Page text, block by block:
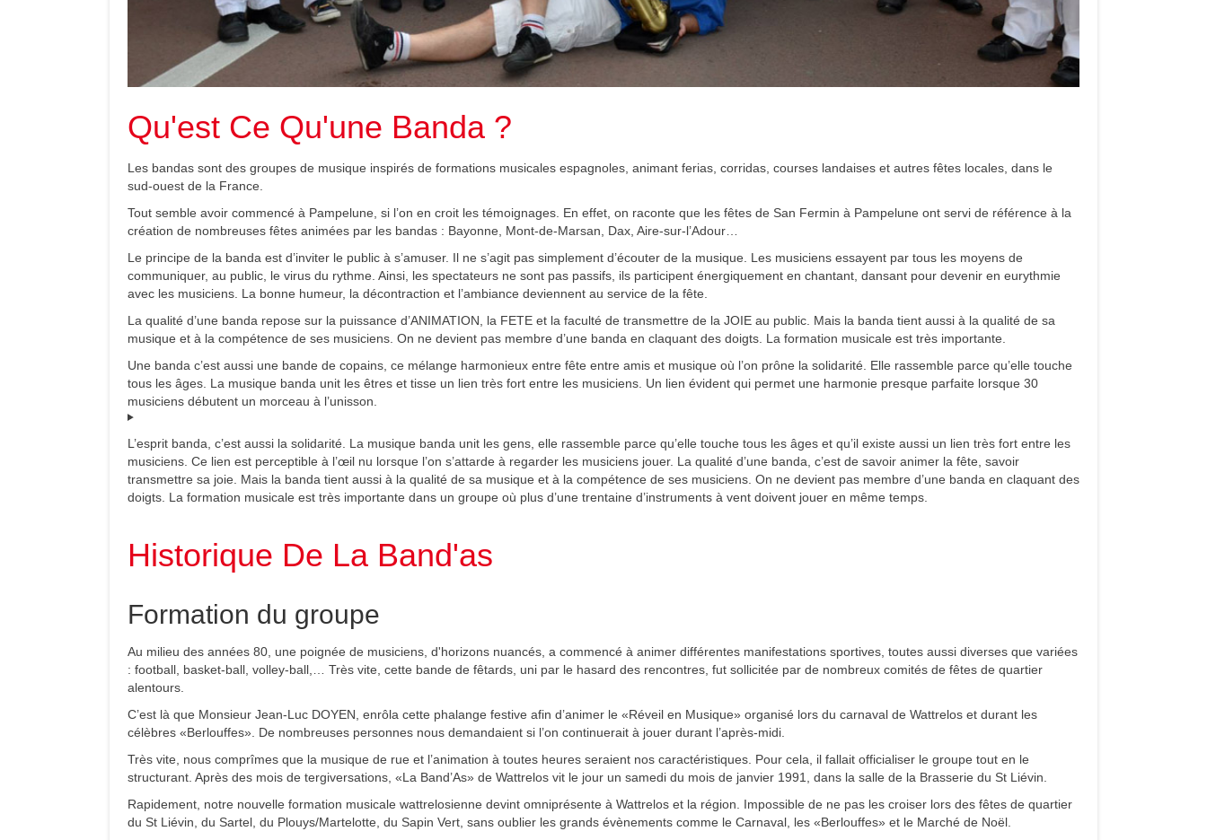
Qu'est Ce Qu'une Banda ?
Les bandas sont des groupes de musique inspirés de formations musicales espagnoles, animant ferias, corridas, courses landaises et autres fêtes locales, dans le
sud-ouest de la France.
Tout semble avoir commencé à Pampelune, si l’on en croit les témoignages. En effet, on raconte que les fêtes de San Fermin à Pampelune ont servi de référence à la
création de nombreuses fêtes animées par les bandas : Bayonne, Mont-de-Marsan, Dax, Aire-sur-l’Adour…
Le principe de la banda est d’inviter le public à s’amuser. Il ne s’agit pas simplement d’écouter de la musique. Les musiciens essayent par tous les moyens de
communiquer, au public, le virus du rythme. Ainsi, les spectateurs ne sont pas passifs, ils participent énergiquement en chantant, dansant pour devenir en eurythmie
avec les musiciens. La bonne humeur, la décontraction et l’ambiance deviennent au service de la fête.
La qualité d’une banda repose sur la puissance d’ANIMATION, la FETE et la faculté de transmettre de la JOIE au public. Mais la banda tient aussi à la qualité de sa
musique et à la compétence de ses musiciens. On ne devient pas membre d’une banda en claquant des doigts. La formation musicale est très importante.
Une banda c’est aussi une bande de copains, ce mélange harmonieux entre fête entre amis et musique où l’on prône la solidarité. Elle rassemble parce qu’elle touche
tous les âges. La musique banda unit les êtres et tisse un lien très fort entre les musiciens. Un lien évident qui permet une harmonie presque parfaite lorsque 30
musiciens débutent un morceau à l’unisson.
L’esprit banda, c’est aussi la solidarité. La musique banda unit les gens, elle rassemble parce qu’elle touche tous les âges et qu’il existe aussi un lien très fort entre les
musiciens. Ce lien est perceptible à l’œil nu lorsque l’on s’attarde à regarder les musiciens jouer. La qualité d’une banda, c’est de savoir animer la fête, savoir
transmettre sa joie. Mais la banda tient aussi à la qualité de sa musique et à la compétence de ses musiciens. On ne devient pas membre d’une banda en claquant des
doigts. La formation musicale est très importante dans un groupe où plus d’une trentaine d’instruments à vent doivent jouer en même temps.
Historique De La Band'as
Formation du groupe
Au milieu des années 80, une poignée de musiciens, d'horizons nuancés, a commencé à animer différentes manifestations sportives, toutes aussi diverses que variées
: football, basket-ball, volley-ball,… Très vite, cette bande de fêtards, uni par le hasard des rencontres, fut sollicitée par de nombreux comités de fêtes de quartier
alentours.
C’est là que Monsieur Jean-Luc DOYEN, enrôla cette phalange festive afin d’animer le «Réveil en Musique» organisé lors du carnaval de Wattrelos et durant les
célèbres «Berlouffes». De nombreuses personnes nous demandaient si l’on continuerait à jouer durant l’après-midi.
Très vite, nous comprîmes que la musique de rue et l’animation à toutes heures seraient nos caractéristiques. Pour cela, il fallait officialiser le groupe tout en le
structurant. Après des mois de tergiversations, «La Band’As» de Wattrelos vit le jour un samedi du mois de janvier 1991, dans la salle de la Brasserie du St Liévin.
Rapidement, notre nouvelle formation musicale wattrelosienne devint omniprésente à Wattrelos et la région. Impossible de ne pas les croiser lors des fêtes de quartier
du St Liévin, du Sartel, du Plouys/Martelotte, du Sapin Vert, sans oublier les grands évènements comme le Carnaval, les «Berlouffes» et le Marché de Noël.